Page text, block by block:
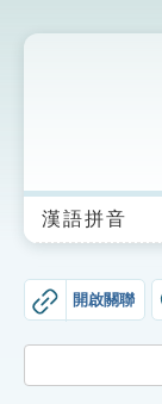
生字詞彙表
成語故事
索引選單
漢語拼音
開啟關聯